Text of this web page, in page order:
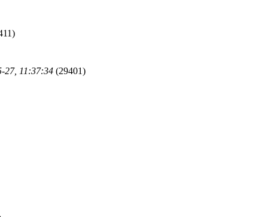
27, 11:37:34 (29401)